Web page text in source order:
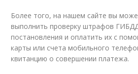
Более того, на нашем сайте вы
выполнить проверку штрафов
постановления и оплатить их с
карты или счета мобильного
квитанцию о совершении платежа.